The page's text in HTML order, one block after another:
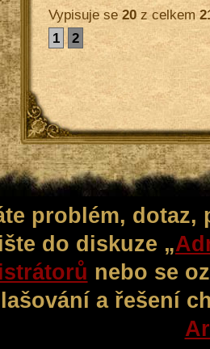
Vypisuje se20z celkem
1
2
problém,
do diskuze „
nebo se
a řešení